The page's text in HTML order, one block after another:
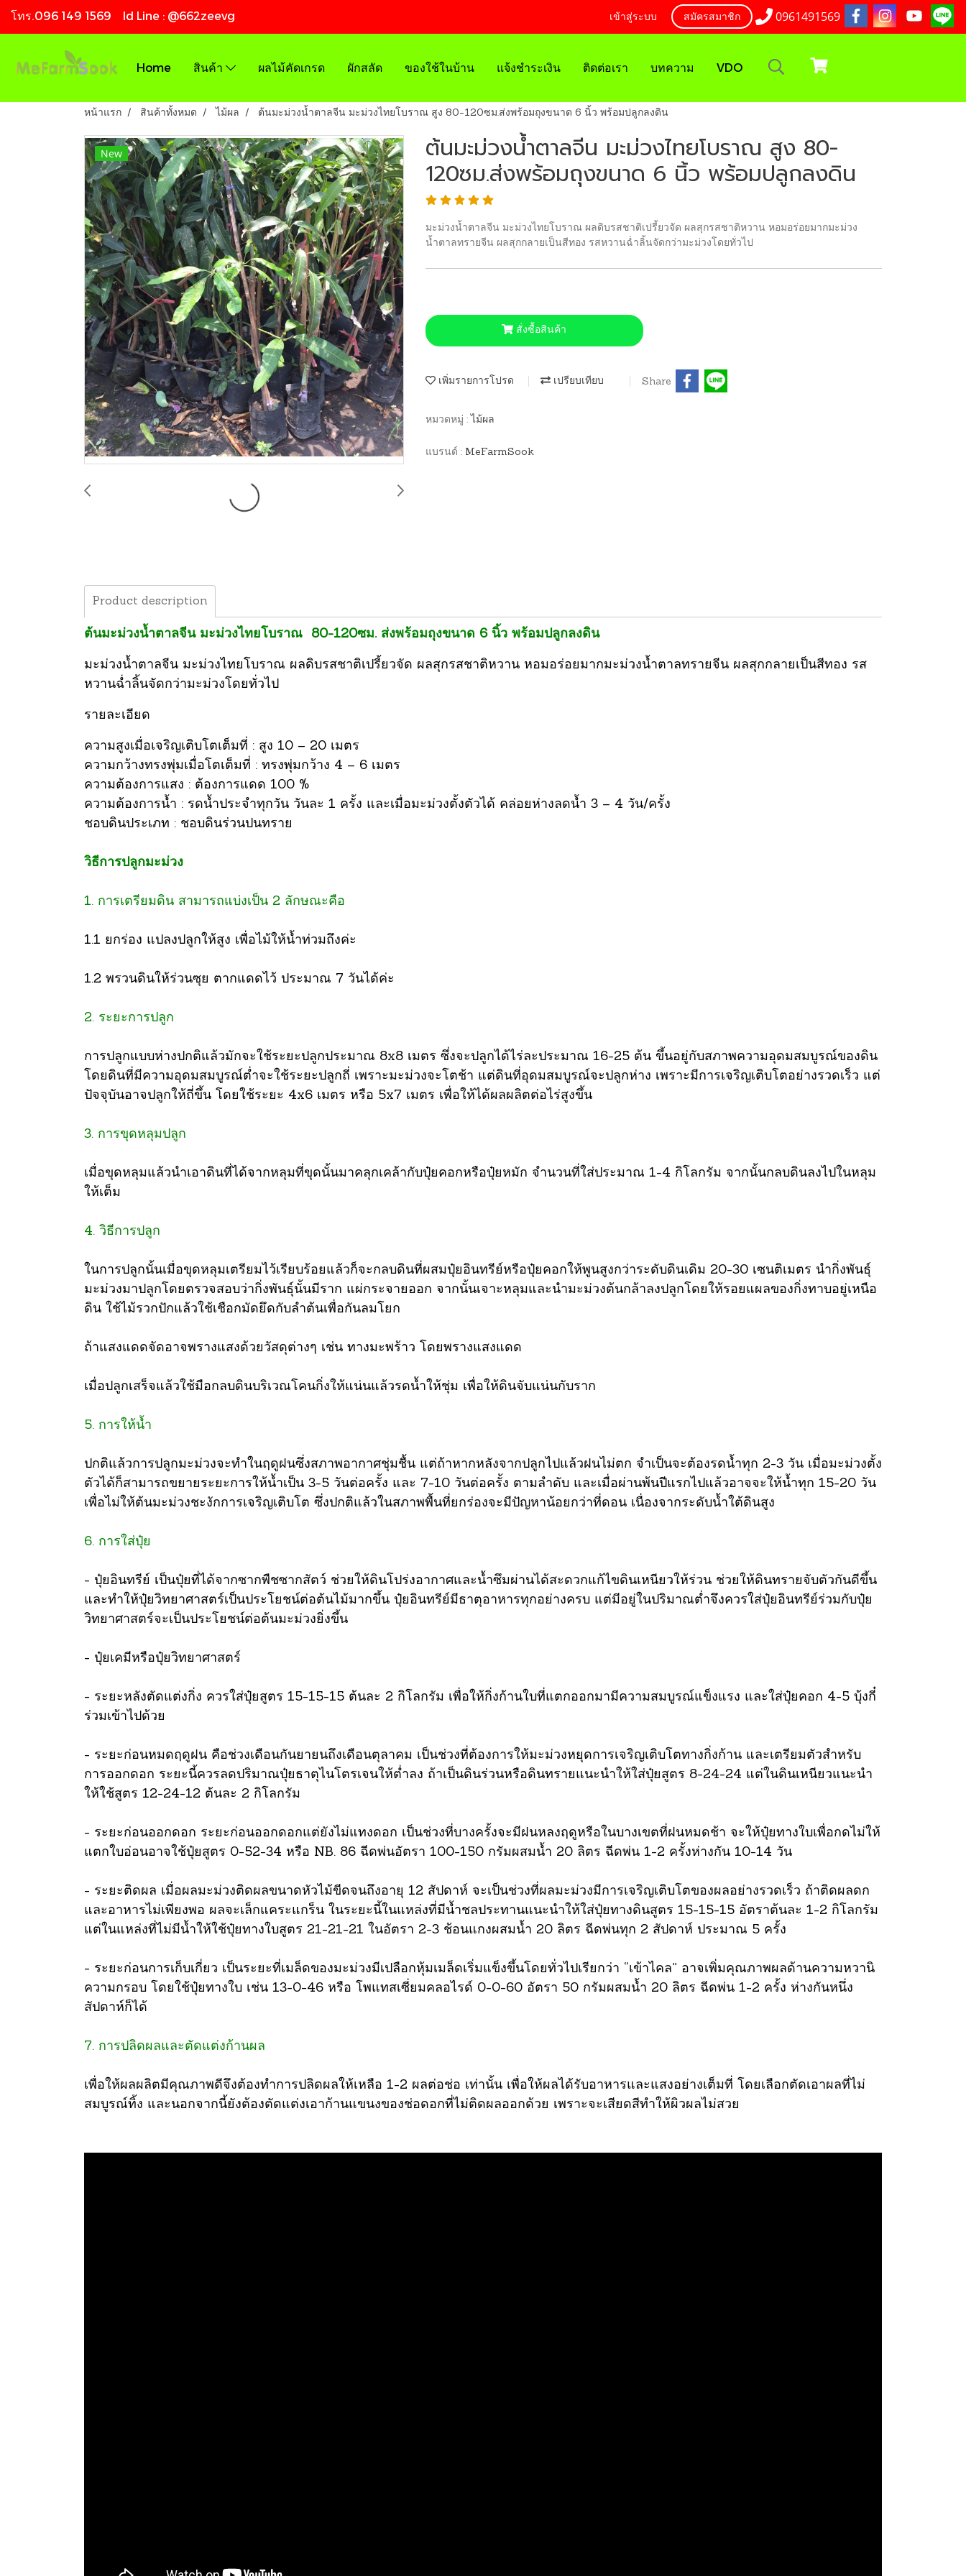
โทร.096 149 1569 Id Line : @662zeevg เข้าสู่ระบบ สมัครสมาชิก 0961491569
Home สินค้า ผลไม้คัดเกรด ผักสลัด ของใช้ในบ้าน แจ้งชำระเงิน ติดต่อเรา บทความ VDO
หน้าแรก สินค้าทั้งหมด ไม้ผล ต้นมะม่วงน้ำตาลจีน มะม่วงไทยโบราณ สูง 80-120ซม.ส่งพร้อมถุงขนาด 6 นิ้ว พร้อมปลูกลงดิน
New ต้นมะม่วงน้ำตาลจีน มะม่วงไทยโบราณ สูง 80-
120ซม.ส่งพร้อมถุงขนาด 6 นิ้ว พร้อมปลูกลงดิน
มะม่วงน้ำตาลจีน มะม่วงไทยโบราณ ผลดิบรสชาติเปรี้ยวจัด ผลสุกรสชาติหวาน หอมอร่อยมากมะม่วง
น้ำตาลทรายจีน ผลสุกกลายเป็นสีทอง รสหวานฉ่ำลิ้นจัดกว่ามะม่วงโดยทั่วไป
สั่งซื้อสินค้า
เพิ่มรายการโปรด เปรียบเทียบ Share
หมวดหมู่ : ไม้ผล
แบรนด์ : MeFarmSook
Product description
ต้นมะม่วงน้ำตาลจีน มะม่วงไทยโบราณ 80-120ซม. ส่งพร้อมถุงขนาด 6 นิ้ว พร้อมปลูกลงดิน
มะม่วงน้ำตาลจีน มะม่วงไทยโบราณ ผลดิบรสชาติเปรี้ยวจัด ผลสุกรสชาติหวาน หอมอร่อยมากมะม่วงน้ำตาลทรายจีน ผลสุกกลายเป็นสีทอง รส
หวานฉ่ำลิ้นจัดกว่ามะม่วงโดยทั่วไป
รายละเอียด
ความสูงเมื่อเจริญเติบโตเต็มที่ : สูง 10 – 20 เมตร
ความกว้างทรงพุ่มเมื่อโตเต็มที่ : ทรงพุ่มกว้าง 4 – 6 เมตร
ความต้องการแสง : ต้องการแดด 100 %
ความต้องการน้ำ : รดน้ำประจำทุกวัน วันละ 1 ครั้ง และเมื่อมะม่วงตั้งตัวได้ คล่อยห่างลดน้ำ 3 – 4 วัน/ครั้ง
ชอบดินประเภท : ชอบดินร่วนปนทราย
วิธีการปลูกมะม่วง
1. การเตรียมดิน สามารถแบ่งเป็น 2 ลักษณะคือ
1.1 ยกร่อง แปลงปลูกให้สูง เพื่อไม้ให้น้ำท่วมถึงค่ะ
1.2 พรวนดินให้ร่วนซุย ตากแดดไว้ ประมาณ 7 วันได้ค่ะ
2. ระยะการปลูก
การปลูกแบบห่างปกติแล้วมักจะใช้ระยะปลูกประมาณ 8x8 เมตร ซึ่งจะปลูกได้ไร่ละประมาณ 16-25 ต้น ขึ้นอยู่กับสภาพความอุดมสมบูรณ์ของดิน
โดยดินที่มีความอุดมสมบูรณ์ต่ำจะใช้ระยะปลูกถี่ เพราะมะม่วงจะโตช้า แต่ดินที่อุดมสมบูรณ์จะปลูกห่าง เพราะมีการเจริญเติบโตอย่างรวดเร็ว แต่
ปัจจุบันอาจปลูกให้ถี่ขึ้น โดยใช้ระยะ 4x6 เมตร หรือ 5x7 เมตร เพื่อให้ได้ผลผลิตต่อไร่สูงขึ้น
3. การขุดหลุมปลูก
เมื่อขุดหลุมแล้วนำเอาดินที่ได้จากหลุมที่ขุดนั้นมาคลุกเคล้ากับปุ๋ยคอกหรือปุ๋ยหมัก จำนวนที่ใส่ประมาณ 1-4 กิโลกรัม จากนั้นกลบดินลงไปในหลุม
ให้เต็ม
4. วิธีการปลูก
ในการปลูกนั้นเมื่อขุดหลุมเตรียมไว้เรียบร้อยแล้วก็จะกลบดินที่ผสมปุ๋ยอินทรีย์หรือปุ๋ยคอกให้พูนสูงกว่าระดับดินเดิม 20-30 เซนติเมตร นำกิ่งพันธุ์
มะม่วงมาปลูกโดยตรวจสอบว่ากิ่งพันธุ์นั้นมีราก แผ่กระจายออก จากนั้นเจาะหลุมและนำมะม่วงต้นกล้าลงปลูกโดยให้รอยแผลของกิ่งทาบอยู่เหนือ
ดิน ใช้ไม้รวกปักแล้วใช้เชือกมัดยึดกับลำต้นเพื่อกันลมโยก
ถ้าแสงแดดจัดอาจพรางแสงด้วยวัสดุต่างๆ เช่น ทางมะพร้าว โดยพรางแสงแดด
เมื่อปลูกเสร็จแล้วใช้มือกลบดินบริเวณโคนกิ่งให้แน่นแล้วรดน้ำให้ชุ่ม เพื่อให้ดินจับแน่นกับราก
5. การให้น้ำ
ปกติแล้วการปลูกมะม่วงจะทำในฤดูฝนซึ่งสภาพอากาศชุ่มชื้น แต่ถ้าหากหลังจากปลูกไปแล้วฝนไม่ตก จำเป็นจะต้องรดน้ำทุก 2-3 วัน เมื่อมะม่วงตั้ง
ตัวได้ก็สามารถขยายระยะการให้น้ำเป็น 3-5 วันต่อครั้ง และ 7-10 วันต่อครั้ง ตามลำดับ และเมื่อผ่านพ้นปีแรกไปแล้วอาจจะให้น้ำทุก 15-20 วัน
เพื่อไม่ให้ต้นมะม่วงชะงักการเจริญเติบโต ซึ่งปกติแล้วในสภาพพื้นที่ยกร่องจะมีปัญหาน้อยกว่าที่ดอน เนื่องจากระดับน้ำใต้ดินสูง
6. การใส่ปุ๋ย
- ปุ๋ยอินทรีย์ เป็นปุ๋ยที่ได้จากซากพืชซากสัตว์ ช่วยให้ดินโปร่งอากาศและน้ำซึมผ่านได้สะดวกแก้ไขดินเหนียวให้ร่วน ช่วยให้ดินทรายจับตัวกันดีขึ้น
และทำให้ปุ๋ยวิทยาศาสตร์เป็นประโยชน์ต่อต้นไม้มากขึ้น ปุ๋ยอินทรีย์มีธาตุอาหารทุกอย่างครบ แต่มีอยู่ในปริมาณต่ำจึงควรใส่ปุ๋ยอินทรีย์ร่วมกับปุ๋ย
วิทยาศาสตร์จะเป็นประโยชน์ต่อต้นมะม่วงยิ่งขึ้น
- ปุ๋ยเคมีหรือปุ๋ยวิทยาศาสตร์
- ระยะหลังตัดแต่งกิ่ง ควรใส่ปุ๋ยสูตร 15-15-15 ต้นละ 2 กิโลกรัม เพื่อให้กิ่งก้านใบที่แตกออกมามีความสมบูรณ์แข็งแรง และใส่ปุ๋ยคอก 4-5 บุ้งกี๋
ร่วมเข้าไปด้วย
- ระยะก่อนหมดฤดูฝน คือช่วงเดือนกันยายนถึงเดือนตุลาคม เป็นช่วงที่ต้องการให้มะม่วงหยุดการเจริญเติบโตทางกิ่งก้าน และเตรียมตัวสำหรับ
การออกดอก ระยะนี้ควรลดปริมาณปุ๋ยธาตุไนโตรเจนให้ต่ำลง ถ้าเป็นดินร่วนหรือดินทรายแนะนำให้ใส่ปุ๋ยสูตร 8-24-24 แต่ในดินเหนียวแนะนำ
ให้ใช้สูตร 12-24-12 ต้นละ 2 กิโลกรัม
- ระยะก่อนออกดอก ระยะก่อนออกดอกแต่ยังไม่แทงดอก เป็นช่วงที่บางครั้งจะมีฝนหลงฤดูหรือในบางเขตที่ฝนหมดช้า จะให้ปุ๋ยทางใบเพื่อกดไม่ให้
แตกใบอ่อนอาจใช้ปุ๋ยสูตร 0-52-34 หรือ NB. 86 ฉีดพ่นอัตรา 100-150 กรัมผสมน้ำ 20 ลิตร ฉีดพ่น 1-2 ครั้งห่างกัน 10-14 วัน
- ระยะติดผล เมื่อผลมะม่วงติดผลขนาดหัวไม้ขีดจนถึงอายุ 12 สัปดาห์ จะเป็นช่วงที่ผลมะม่วงมีการเจริญเติบโตของผลอย่างรวดเร็ว ถ้าติดผลดก
และอาหารไม่เพียงพอ ผลจะเล็กแคระแกร็น ในระยะนี้ในแหล่งที่มีน้ำชลประทานแนะนำให้ใส่ปุ๋ยทางดินสูตร 15-15-15 อัตราต้นละ 1-2 กิโลกรัม
แต่ในแหล่งที่ไม่มีน้ำให้ใช้ปุ๋ยทางใบสูตร 21-21-21 ในอัตรา 2-3 ช้อนแกงผสมน้ำ 20 ลิตร ฉีดพ่นทุก 2 สัปดาห์ ประมาณ 5 ครั้ง
- ระยะก่อนการเก็บเกี่ยว เป็นระยะที่เมล็ดของมะม่วงมีเปลือกหุ้มเมล็ดเริ่มแข็งขึ้นโดยทั่วไปเรียกว่า “เข้าไคล” อาจเพิ่มคุณภาพผลด้านความหวานิ
ความกรอบ โดยใช้ปุ๋ยทางใบ เช่น 13-0-46 หรือ โพแทสเซี่ยมคลอไรด์ 0-0-60 อัตรา 50 กรัมผสมน้ำ 20 ลิตร ฉีดพ่น 1-2 ครั้ง ห่างกันหนึ่ง
สัปดาห์ก็ได้
7. การปลิดผลและตัดแต่งก้านผล
เพื่อให้ผลผลิตมีคุณภาพดีจึงต้องทำการปลิดผลให้เหลือ 1-2 ผลต่อช่อ เท่านั้น เพื่อให้ผลได้รับอาหารและแสงอย่างเต็มที่ โดยเลือกตัดเอาผลที่ไม่
สมบูรณ์ทิ้ง และนอกจากนี้ยังต้องตัดแต่งเอาก้านแขนงของช่อดอกที่ไม่ติดผลออกด้วย เพราะจะเสียดสีทำให้ผิวผลไม่สวย